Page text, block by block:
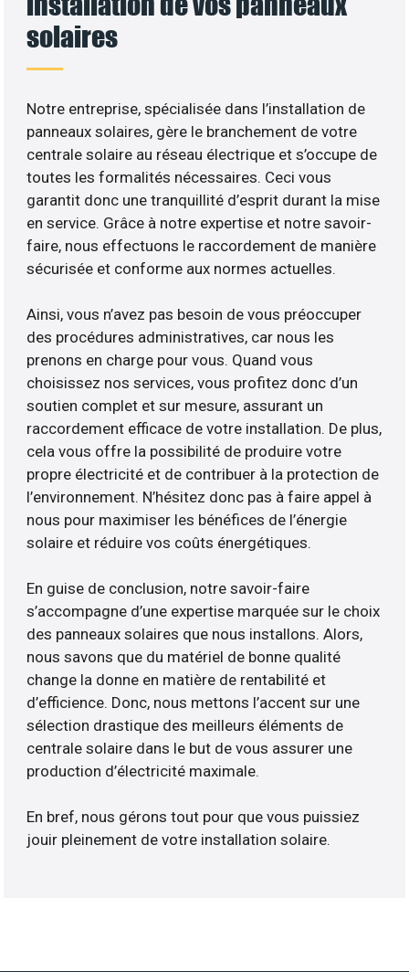
solaires
Notre entreprise, spécialisée dans l’installation de
panneaux solaires, gère le branchement de votre
centrale solaire au réseau électrique et s’occupe de
toutes les formalités nécessaires. Ceci vous
garantit donc une tranquillité d’esprit durant la mise
en service. Grâce à notre expertise et notre savoir-
faire, nous effectuons le raccordement de manière
sécurisée et conforme aux normes actuelles.
Ainsi, vous n’avez pas besoin de vous préoccuper
des procédures administratives, car nous les
prenons en charge pour vous. Quand vous
choisissez nos services, vous profitez donc d’un
soutien complet et sur mesure, assurant un
raccordement efficace de votre installation. De plus,
cela vous offre la possibilité de produire votre
propre électricité et de contribuer à la protection de
l’environnement. N’hésitez donc pas à faire appel à
nous pour maximiser les bénéfices de l’énergie
solaire et réduire vos coûts énergétiques.
En guise de conclusion, notre savoir-faire
s’accompagne d’une expertise marquée sur le choix
des panneaux solaires que nous installons. Alors,
nous savons que du matériel de bonne qualité
change la donne en matière de rentabilité et
d’efficience. Donc, nous mettons l’accent sur une
sélection drastique des meilleurs éléments de
centrale solaire dans le but de vous assurer une
production d’électricité maximale.
En bref, nous gérons tout pour que vous puissiez
jouir pleinement de votre installation solaire.